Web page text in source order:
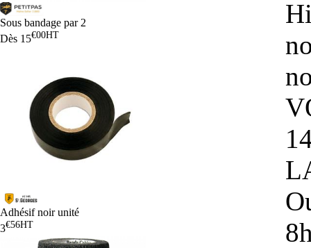
Sous bandage par 2
Dès 15€00HT
Adhésif noir unité
3€56HT